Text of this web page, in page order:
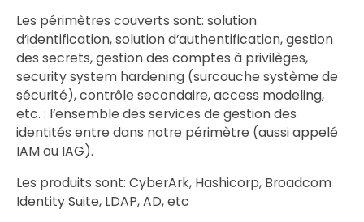
Les périmètres couverts sont: solution
d’identification, solution d’authentification, gestion
des secrets, gestion des comptes à privilèges,
security system hardening (surcouche système de
sécurité), contrôle secondaire, access modeling,
etc. : l’ensemble des services de gestion des
identités entre dans notre périmètre (aussi appelé
IAM ou IAG).
Les produits sont: CyberArk, Hashicorp, Broadcom
Identity Suite, LDAP, AD, etc